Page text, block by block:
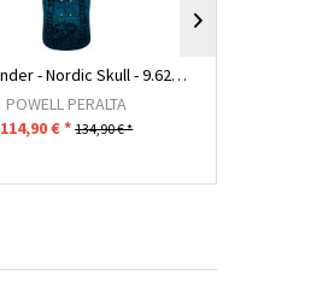
Per Welinder - Nordic Skull - 9.625" x 29.75" -...
POWELL PERALTA
114,90 € * 134,90 € *